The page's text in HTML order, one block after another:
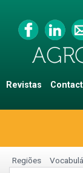
Revistas
Regiões